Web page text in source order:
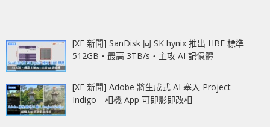
[XF 新聞] SanDisk 同 SK hynix 推出 HBF 標準
512GB‧最高 3TB/s‧主攻 AI 記憶體
[XF 新聞] Adobe 將生成式 AI 塞入 Project
Indigo 相機 App 可即影即改相